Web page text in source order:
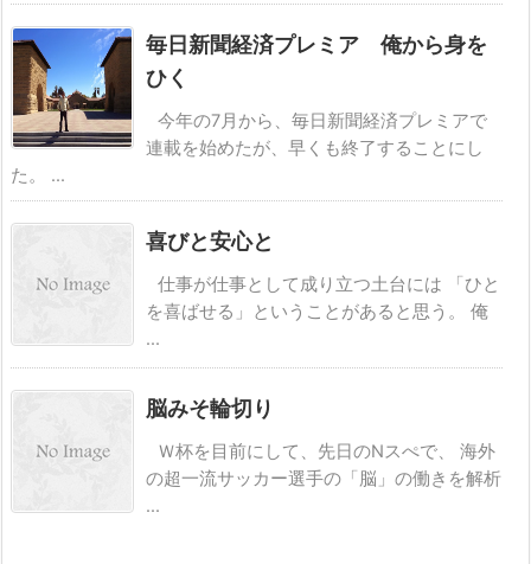
毎日新聞経済プレミア 俺から身を
ひく
今年の7月から、毎日新聞経済プレミアで
連載を始めたが、早くも終了することにし
た。 ...
喜びと安心と
仕事が仕事として成り立つ土台には 「ひと
を喜ばせる」ということがあると思う。 俺
...
脳みそ輪切り
Ｗ杯を目前にして、先日のNスぺで、 海外
の超一流サッカー選手の「脳」の働きを解析
...